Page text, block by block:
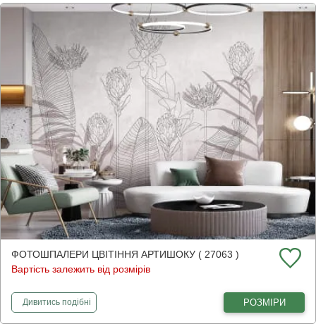
ФОТОШПАЛЕРИ ЦВІТІННЯ АРТИШОКУ ( 27063 )
Вартість залежить від розмірів
Дивитисьфотошпалери
подібні РОЗМІРИ